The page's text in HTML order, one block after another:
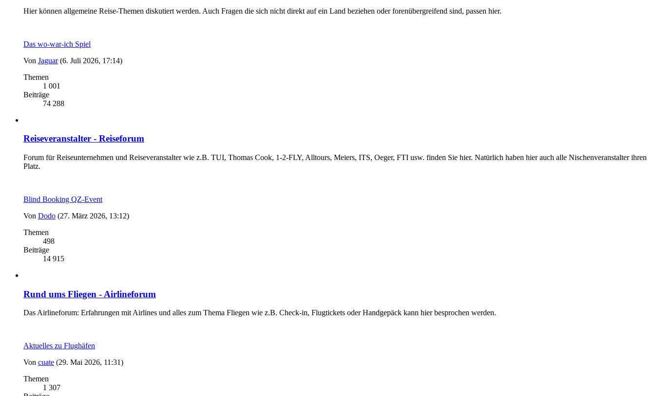
Hier können allgemeine Reise-Themen diskutiert werden. Auch Fragen die sich nicht direkt auf ein Land beziehen oder forenübergreifend sind, passen hier.
Das wo-war-ich Spiel
Von Jaguar (6. Juli 2026, 17:14)
Themen
1 001
Beiträge
74 288
Reiseveranstalter - Reiseforum
Forum für Reiseunternehmen und Reiseveranstalter wie z.B. TUI, Thomas Cook, 1-2-FLY, Alltours, Meiers, ITS, Oeger, FTI usw. finden Sie hier. Natürlich haben hier auch alle Nischenveranstalter ihren
Platz.
Blind Booking QZ-Event
Von Dodo (27. März 2026, 13:12)
Themen
498
Beiträge
14 915
Rund ums Fliegen - Airlineforum
Das Airlineforum: Erfahrungen mit Airlines und alles zum Thema Fliegen wie z.B. Check-in, Flugtickets oder Handgepäck kann hier besprochen werden.
Aktuelles zu Flughäfen
Von cuate (29. Mai 2026, 11:31)
Themen
1 307